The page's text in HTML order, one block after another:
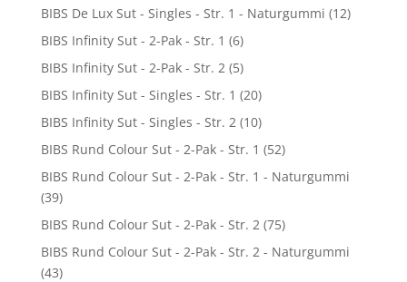
BIBS De Lux Sut - Singles - Str. 1 - Naturgummi (12)
BIBS Infinity Sut - 2-Pak - Str. 1 (6)
BIBS Infinity Sut - 2-Pak - Str. 2 (5)
BIBS Infinity Sut - Singles - Str. 1 (20)
BIBS Infinity Sut - Singles - Str. 2 (10)
BIBS Rund Colour Sut - 2-Pak - Str. 1 (52)
BIBS Rund Colour Sut - 2-Pak - Str. 1 - Naturgummi
(39)
BIBS Rund Colour Sut - 2-Pak - Str. 2 (75)
BIBS Rund Colour Sut - 2-Pak - Str. 2 - Naturgummi
(43)